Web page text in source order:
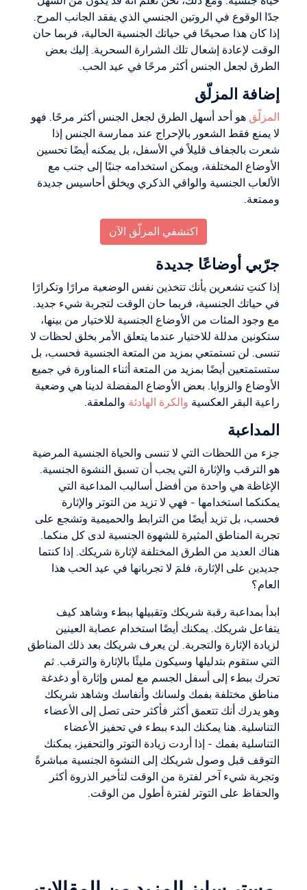
جدًا الوقوع في الروتين الجنسي الذي يفقد الجانب المرح.
إذا كان هذا صحيحًا في حياتك الجنسية الحالية، فربما حان
الوقت لإعادة إشعال تلك الشرارة السحرية. إليك بعض
الطرق لجعل الجنس أكثر مرحًا في عيد الحب.
إضافة المزلّق
المزلّق هو أحد أسهل الطرق لجعل الجنس أكثر مرحًا. فهو
لا يمنع فقط الشعور بالإحراج عند ممارسة الجنس إذا
شعرت بالجفاف قليلاً في الأسفل، بل يمكنه أيضًا تحسين
الأوضاع المختلفة، ويمكن استخدامه جنبًا إلى جنب مع
الألعاب الجنسية والواقي الذكري ويخلق أحاسيس جديدة
وممتعة.
اكتشفي المزلّق الآن
جرّبي أوضاعًا جديدة
إذا كنتِ تشعرين بأنك تتخذين نفس الوضعية مرارًا وتكرارًا
في حياتك الجنسية، فربما حان الوقت لتجربة شيء جديد.
مع وجود المئات من الأوضاع الجنسية للاختيار من بينها،
ستكونين مدللة للاختيار عندما يتعلق الأمر بخلق لحظات لا
تنسى. لن تستمتعي بمزيد من المتعة الجنسية فحسب، بل
ستستمتعين أيضًا بمزيد من المتعة أثناء المناورة في جميع
الأوضاع والزوايا. بعض الأوضاع المفضلة لدينا هي وضعية
راعية البقر العكسية والكرة الهادئة والملعقة.
المداعبة
جزء من اللحظات التي لا تنسى والحياة الجنسية المرضية
هو الترقب والإثارة التي يجب أن تسبق النشوة الجنسية.
الإغاظة هي واحدة من أفضل أساليب المداعبة التي
يمكنكما استخدامها - فهي لا تزيد من التوتر والإثارة
فحسب، بل تزيد أيضًا من الترابط والحميمية وتشجع على
تجربة المناطق المثيرة للشهوة الجنسية لدى كل منكما.
هناك العديد من الطرق المختلفة لإثارة شريكك. إذا كنتما
جديدين على الإثارة، فلمَ لا تجربانها في عيد الحب هذا
العام؟
ابدأ بمداعبة رقبة شريكك وتقبيلها ببطء وشاهد كيف
يتفاعل شريكك. يمكنك أيضًا استخدام عصابة العينين
لزيادة الإثارة والتجربة. لن يعرف شريكك بعد ذلك المناطق
التي ستقوم بتدليلها وسيكون مليئًا بالإثارة والترقب. ثم
تحرك ببطء إلى أسفل الجسم مع لمس وإثارة أو دغدغة
مناطق مختلفة بفمك ولسانك وأنفاسك وشاهد شريكك
وهو يدرك أنك تتعمق أكثر فأكثر حتى تصل إلى الأعضاء
التناسلية. هنا يمكنك البدء ببطء في تحفيز الأعضاء
التناسلية بفمك - إذا أردت زيادة التوتر والتحفيز، يمكنك
التوقف قبل وصول شريكك إلى النشوة الجنسية مباشرةً
وتجربة شيء آخر لفترة من الوقت لتأخير الذروة أكثر
والحفاظ على التوتر لفترة أطول من الوقت.